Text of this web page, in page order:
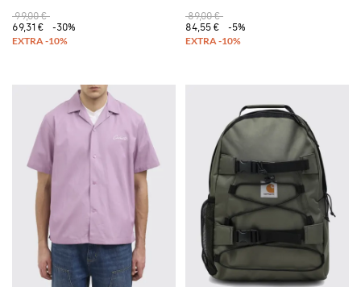
99,00 €
69,31 €
-30%
89,00 €
84,55 €
-5%